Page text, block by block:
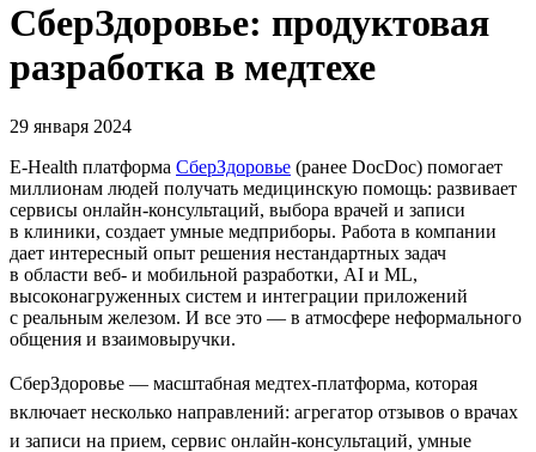
СберЗдоровье: продуктовая
разработка в медтехе
29 января 2024
E-Health платформа СберЗдоровье (ранее DocDoc) помогает
миллионам людей получать медицинскую помощь: развивает
сервисы онлайн-консультаций, выбора врачей и записи
в клиники, создает умные медприборы. Работа в компании
дает интересный опыт решения нестандартных задач
в области веб- и мобильной разработки, AI и ML,
высоконагруженных систем и интеграции приложений
с реальным железом. И все это — в атмосфере неформального
общения и взаимовыручки.
СберЗдоровье — масштабная медтех-платформа, которая
включает несколько направлений: агрегатор отзывов о врачах
и записи на прием, сервис онлайн-консультаций, умные